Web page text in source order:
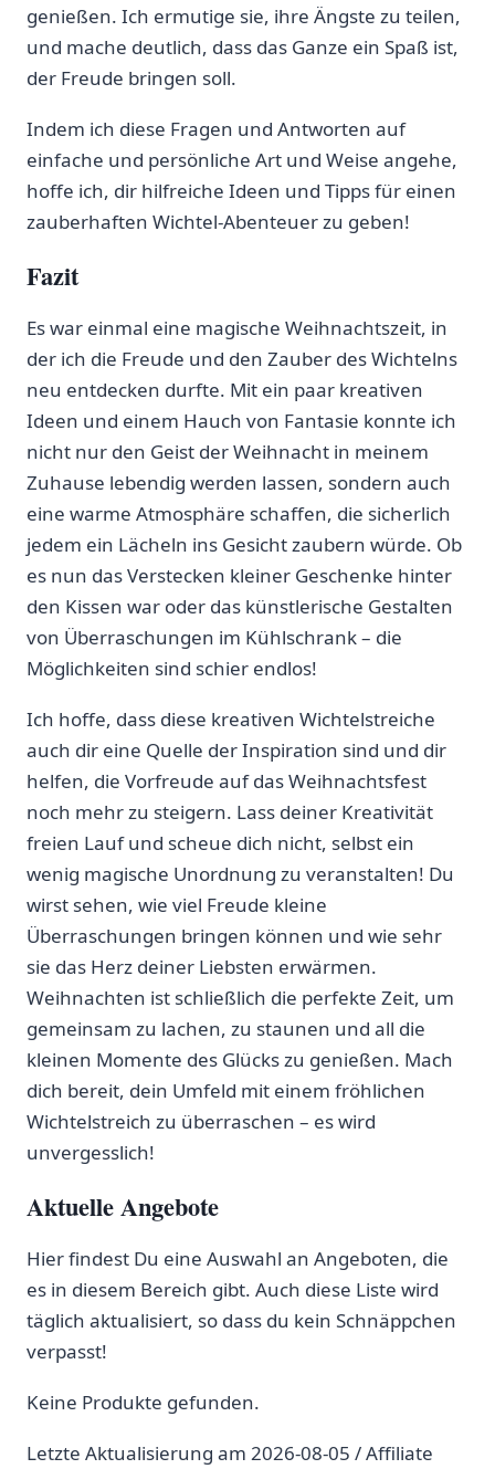
genießen. Ich ermutige sie, ihre ⁣Ängste zu teilen,
und mache deutlich, dass das Ganze ein Spaß ist,‌
der​ Freude‍ bringen soll.
Indem ich diese Fragen und Antworten auf
einfache und persönliche Art ⁣und ‌Weise angehe,
hoffe ich, dir hilfreiche Ideen und Tipps⁤ für einen
zauberhaften Wichtel-Abenteuer zu geben!
Fazit
Es war einmal eine magische ​Weihnachtszeit,⁤ in
der ich die Freude und den Zauber des Wichtelns
neu entdecken durfte. Mit ein​ paar kreativen
Ideen und einem Hauch⁤ von Fantasie konnte ich
nicht nur den Geist der Weihnacht in meinem
Zuhause lebendig werden lassen, sondern auch
eine⁤ warme Atmosphäre⁤ schaffen, die sicherlich
jedem ein Lächeln ins Gesicht zaubern würde. Ob
es nun⁢ das Verstecken kleiner Geschenke hinter
den Kissen ⁣war oder das ⁢künstlerische Gestalten
von Überraschungen im Kühlschrank – die
Möglichkeiten sind schier‍ endlos!
Ich hoffe, dass diese kreativen Wichtelstreiche
auch dir eine Quelle der ​Inspiration sind und dir⁤
helfen, die Vorfreude auf das Weihnachtsfest
noch mehr zu steigern. Lass deiner‍ Kreativität
⁣freien Lauf und scheue dich nicht, selbst ein
wenig ​magische Unordnung zu veranstalten! Du
wirst sehen, wie viel Freude kleine
‌Überraschungen bringen können und wie sehr
sie das Herz deiner Liebsten erwärmen.
Weihnachten ist schließlich die perfekte Zeit, um
gemeinsam zu lachen, zu staunen und all die
kleinen Momente des Glücks zu genießen. Mach
dich bereit, dein Umfeld mit einem fröhlichen
Wichtelstreich zu überraschen – es wird
unvergesslich!
Aktuelle Angebote
Hier findest Du eine Auswahl an Angeboten, die
es in diesem Bereich gibt. Auch diese Liste wird
täglich aktualisiert, so dass du kein Schnäppchen
verpasst!
Keine Produkte gefunden.
Letzte Aktualisierung am 2026-08-05 / Affiliate